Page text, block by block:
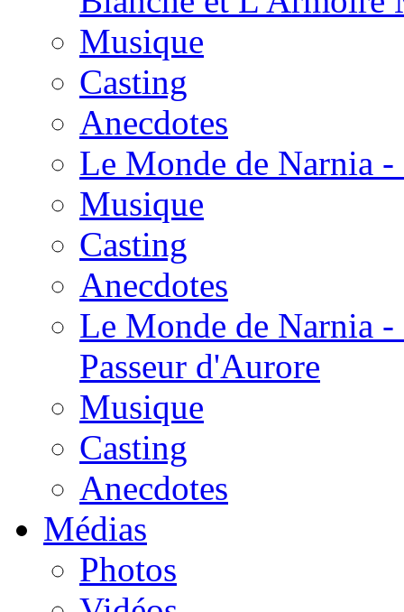
Musique
Casting
Anecdotes
Le Monde de Narnia
Musique
Casting
Anecdotes
Le Monde de Narnia
Passeur d'Aurore
Musique
Casting
Anecdotes
Médias
Photos